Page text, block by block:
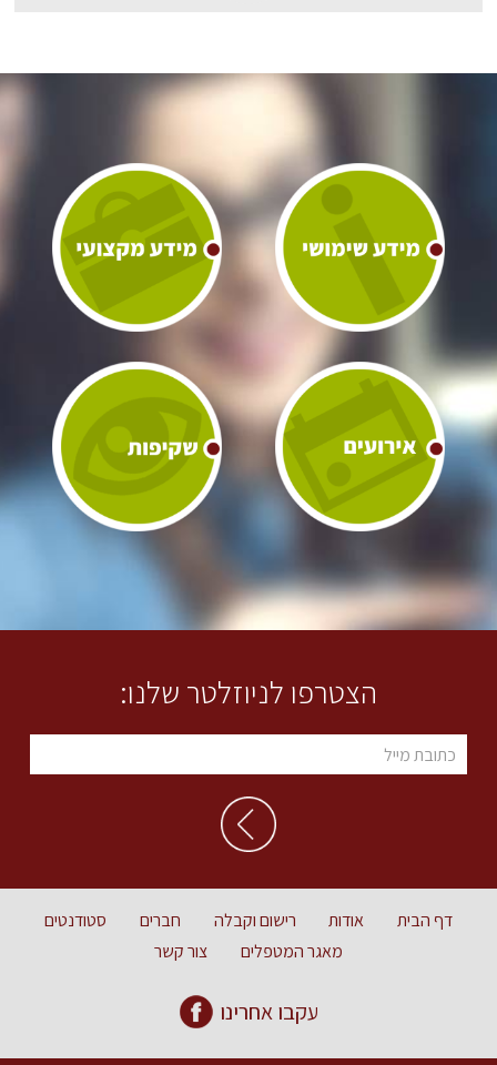
הצטרפו לניוזלטר שלנו:
דף הבית אודות רישום וקבלה חברים
סטודנטים
מאגר המטפלים
צור קשר
עקבו אחרינו